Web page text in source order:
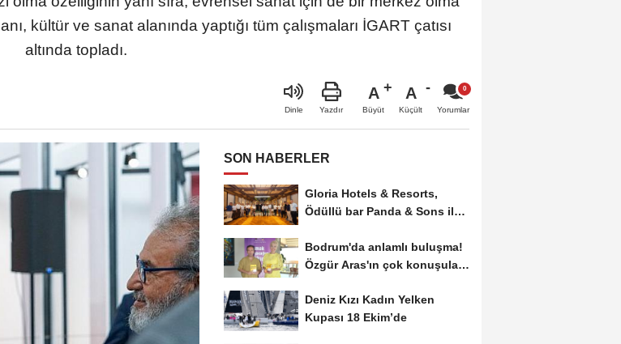
kültür ve sanat alanında yaptığı tüm çalışmaları İGART çatısı
altında topladı.
Dinle Yazdır
A
Büyüt
A
Küçült Yorumlar
SON HABERLER
Gloria Hotels & Resorts,
Ödüllü bar Panda & Sons ile
Bodrum'da anlamlı buluşma!
Özgür Aras'ın çok konuşulan
Deniz Kızı Kadın Yelken
Kupası 18 Ekim’de